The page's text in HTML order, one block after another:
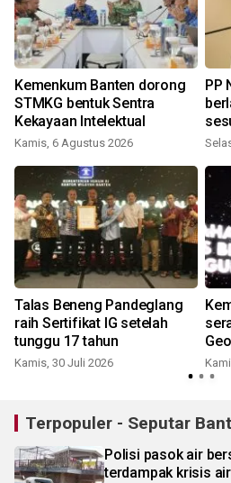
Kemenkum Banten dorong
STMKG bentuk Sentra
Kekayaan Intelektual
Kamis, 6 Agustus 2026
PP
Talas Beneng Pandeglang
raih Sertifikat IG setelah
tunggu 17 tahun
Kamis, 30 Juli 2026
Terpopuler - Seputar
Polisi pasok air
terdampak krisis